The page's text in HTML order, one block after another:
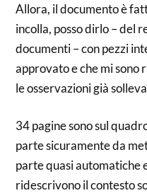
Allora, il documento è
incolla, posso dirlo – del
documenti – con pezzi
approvato e che mi
le osservazioni già
34 pagine sono sul
parte sicuramente da
parte quasi automatiche
ridescrivono il contesto